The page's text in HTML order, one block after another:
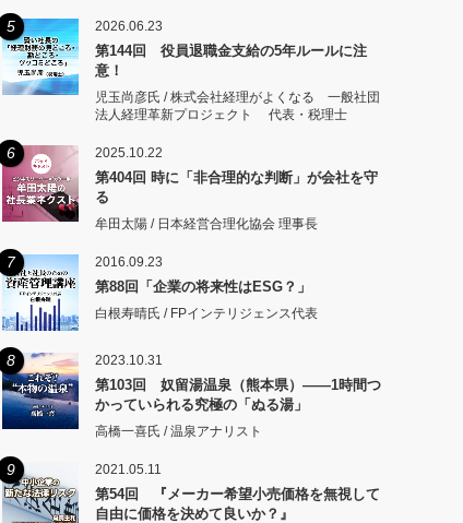
5 2026.06.23
第144回 役員退職金支給の5年ルールに注
意！
児玉尚彦氏 / 株式会社経理がよくなる 一般社団
法人経理革新プロジェクト 代表・税理士
6 2025.10.22
第404回 時に「非合理的な判断」が会社を守
る
牟田太陽 / 日本経営合理化協会 理事長
7 2016.09.23
第88回「企業の将来性はESG？」
白根寿晴氏 / FPインテリジェンス代表
8 2023.10.31
第103回 奴留湯温泉（熊本県）――1時間つ
かっていられる究極の「ぬる湯」
高橋一喜氏 / 温泉アナリスト
9 2021.05.11
第54回 『メーカー希望小売価格を無視して
自由に価格を決めて良いか？』